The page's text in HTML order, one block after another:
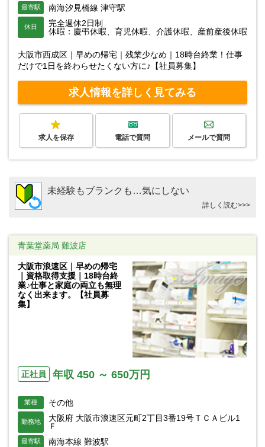
最寄駅 南海汐見橋線 津守駅
休日
完全週休2日制
休暇：慶弔休暇、育児休暇、介護休暇、産前産後休暇
大阪市西成区｜早めの帰宅｜残業少なめ｜18時台終業！仕事
だけで1日を終わらせたくない方に♪【社員募集】
求人情報を詳しく見てみる
求人を保存 電話で質問 メールで質問
未経験もブランクも…気にしない
詳しく読む>>>
青葉堂薬局 難波店
大阪市浪速区｜早めの帰宅
｜資格取得支援｜18時台終
業♪仕事と家庭の両立も無理
なく出来ます。【社員募
集】
正社員 年収 450 ～ 650万円
業種 その他
勤務地
大阪府 大阪市浪速区元町2丁目3番19号ＴＣＡビル1
Ｆ
最寄駅 南海本線 難波駅